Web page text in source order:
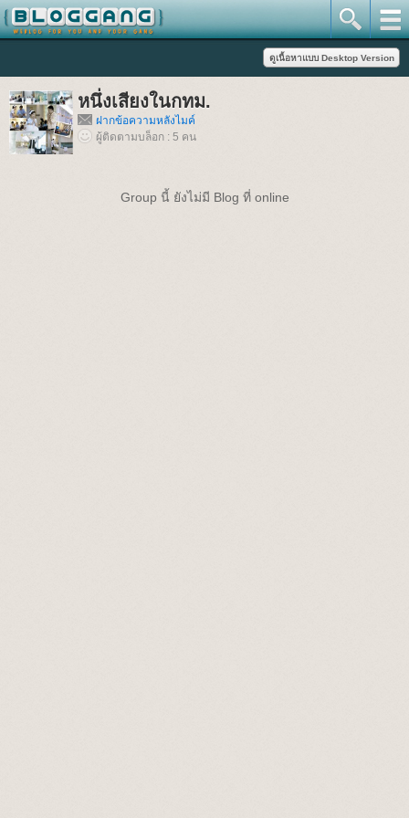
หนึ่งเสียงในกทม.
ฝากข้อความหลังไมค์
ผู้ติดตามบล็อก : 5 คน
Group นี้ ยังไม่มี Blog ที่ online